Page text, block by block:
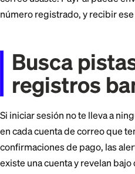
Las cuentas de
un correo. Si una
continuar con la
correo usaste.
número registrado, y